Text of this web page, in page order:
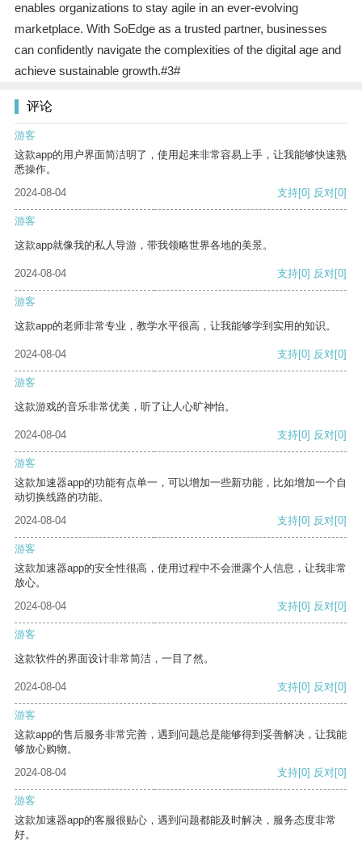
enables organizations to stay agile in an ever-evolving
marketplace. With SoEdge as a trusted partner, businesses
can confidently navigate the complexities of the digital age and
achieve sustainable growth.#3#
评论
游客
这款app的用户界面简洁明了，使用起来非常容易上手，让我能够快速熟
悉操作。
2024-08-04
支持[0] 反对[0]
游客
这款app就像我的私人导游，带我领略世界各地的美景。
2024-08-04 支持[0] 反对[0]
游客
这款app的老师非常专业，教学水平很高，让我能够学到实用的知识。
2024-08-04 支持[0] 反对[0]
游客
这款游戏的音乐非常优美，听了让人心旷神怡。
2024-08-04 支持[0] 反对[0]
游客
这款加速器app的功能有点单一，可以增加一些新功能，比如增加一个自
动切换线路的功能。
2024-08-04
支持[0] 反对[0]
游客
这款加速器app的安全性很高，使用过程中不会泄露个人信息，让我非常
放心。
2024-08-04
支持[0] 反对[0]
游客
这款软件的界面设计非常简洁，一目了然。
2024-08-04 支持[0] 反对[0]
游客
这款app的售后服务非常完善，遇到问题总是能够得到妥善解决，让我能
够放心购物。
2024-08-04
支持[0] 反对[0]
游客
这款加速器app的客服很贴心，遇到问题都能及时解决，服务态度非常
好。